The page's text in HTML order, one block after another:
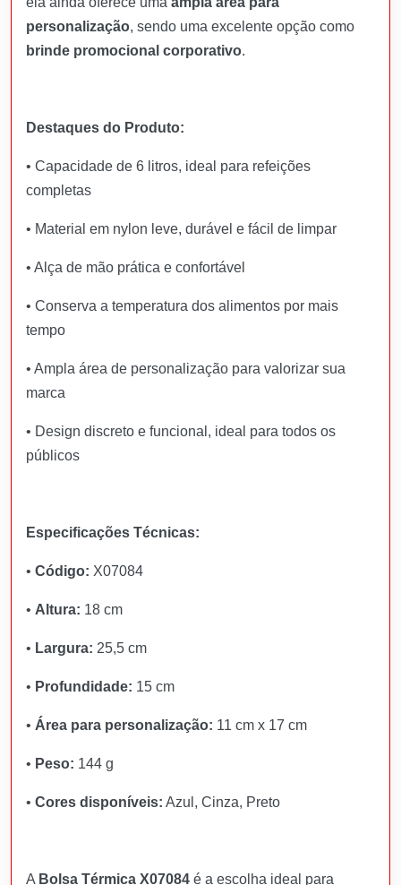
personalização, sendo uma excelente opção como
brinde promocional corporativo.
Destaques do Produto:
• Capacidade de 6 litros, ideal para refeições
completas
• Material em nylon leve, durável e fácil de limpar
• Alça de mão prática e confortável
• Conserva a temperatura dos alimentos por mais
tempo
• Ampla área de personalização para valorizar sua
marca
• Design discreto e funcional, ideal para todos os
públicos
Especificações Técnicas:
• Código: X07084
• Altura: 18 cm
• Largura: 25,5 cm
• Profundidade: 15 cm
• Área para personalização: 11 cm x 17 cm
• Peso: 144 g
• Cores disponíveis: Azul, Cinza, Preto
A Bolsa Térmica X07084 é a escolha ideal para